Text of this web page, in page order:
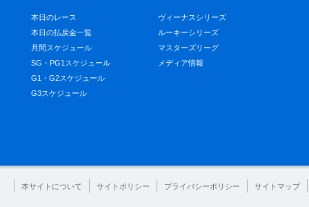
本日のレース
本日の払戻金一覧
月間スケジュール
SG・PG1スケジュール
G1・G2スケジュール
G3スケジュール
ヴィーナスシリーズ
ルーキーシリーズ
マスターズリーグ
メディア情報
本サイトについて サイトポリシー プライバシーポリシー サイトマップ